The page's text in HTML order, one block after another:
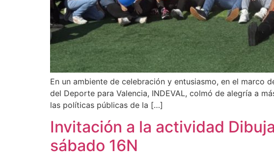
En un ambiente de celebración y entusiasmo, en el marco
del Deporte para Valencia, INDEVAL, colmó de alegría a
las políticas públicas de la […]
Invitación a la actividad
sábado 16N